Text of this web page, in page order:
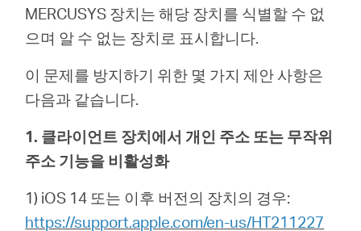
MERCUSYS 장치는 해당 장치를 식별할 수 없
으며 알 수 없는 장치로 표시합니다.
이 문제를 방지하기 위한 몇 가지 제안 사항은
다음과 같습니다.
1. 클라이언트 장치에서 개인 주소 또는 무작위
주소 기능을 비활성화
1) iOS 14 또는 이후 버전의 장치의 경우:
https://support.apple.com/en-us/HT211227